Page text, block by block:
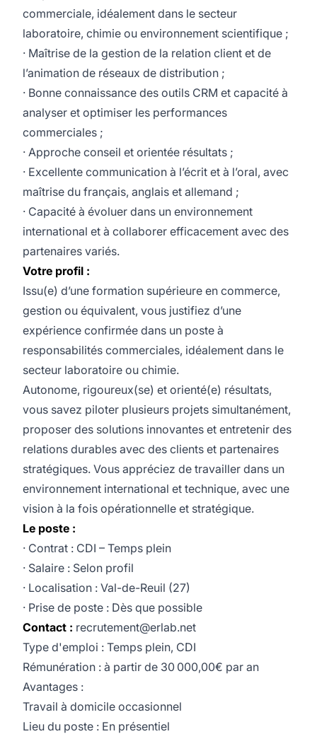
commerciale, idéalement dans le secteur
laboratoire, chimie ou environnement scientifique ;
· Maîtrise de la gestion de la relation client et de
l’animation de réseaux de distribution ;
· Bonne connaissance des outils CRM et capacité à
analyser et optimiser les performances
commerciales ;
· Approche conseil et orientée résultats ;
· Excellente communication à l’écrit et à l’oral, avec
maîtrise du français, anglais et allemand ;
· Capacité à évoluer dans un environnement
international et à collaborer efficacement avec des
partenaires variés.
Votre profil :
Issu(e) d’une formation supérieure en commerce,
gestion ou équivalent, vous justifiez d’une
expérience confirmée dans un poste à
responsabilités commerciales, idéalement dans le
secteur laboratoire ou chimie.
Autonome, rigoureux(se) et orienté(e) résultats,
vous savez piloter plusieurs projets simultanément,
proposer des solutions innovantes et entretenir des
relations durables avec des clients et partenaires
stratégiques. Vous appréciez de travailler dans un
environnement international et technique, avec une
vision à la fois opérationnelle et stratégique.
Le poste :
· Contrat : CDI – Temps plein
· Salaire : Selon profil
· Localisation : Val-de-Reuil (27)
· Prise de poste : Dès que possible
Contact : recrutement@erlab.net
Type d'emploi : Temps plein, CDI
Rémunération : à partir de 30 000,00€ par an
Avantages :
Travail à domicile occasionnel
Lieu du poste : En présentiel